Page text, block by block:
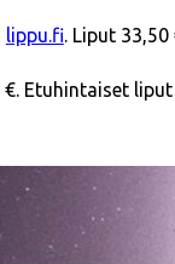
lippu.fi. Liput
Etuhintaiset